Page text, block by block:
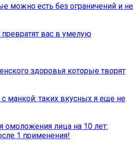
можно есть без ограничений и не
вас в умелую
здоровья которые творят
с манкой: таких вкусных я еще не
омоложения лица на 10 лет:
1 применения!